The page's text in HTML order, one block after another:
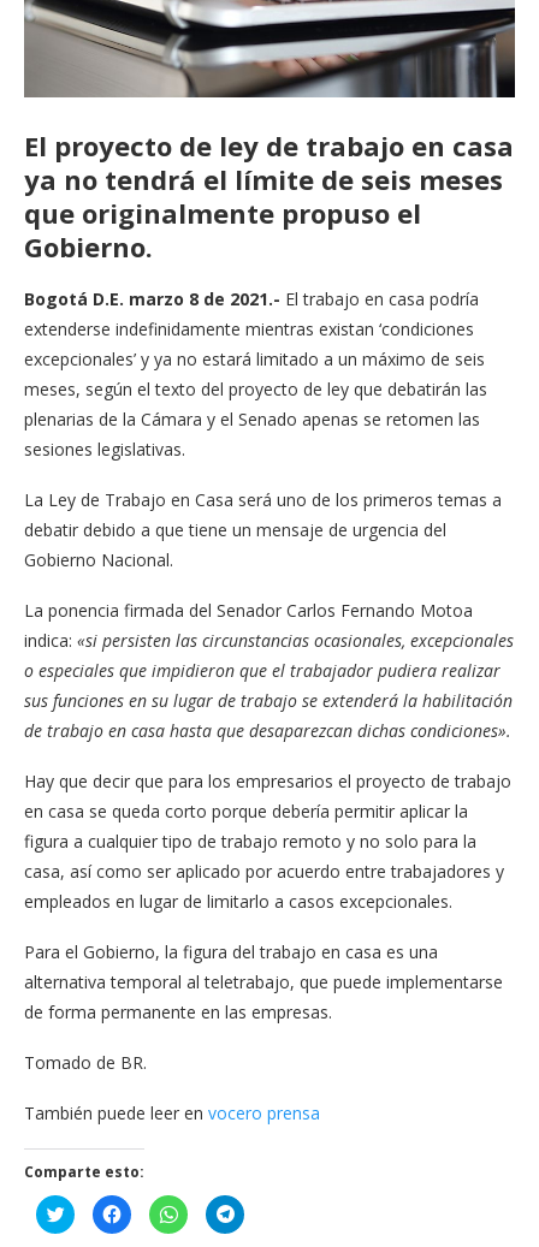
El proyecto de ley de trabajo en casa
ya no tendrá el límite de seis meses
que originalmente propuso el
Gobierno.
Bogotá D.E. marzo 8 de 2021.- El trabajo en casa podría
extenderse indefinidamente mientras existan ‘condiciones
excepcionales’ y ya no estará limitado a un máximo de seis
meses, según el texto del proyecto de ley que debatirán las
plenarias de la Cámara y el Senado apenas se retomen las
sesiones legislativas.
La Ley de Trabajo en Casa será uno de los primeros temas a
debatir debido a que tiene un mensaje de urgencia del
Gobierno Nacional.
La ponencia firmada del Senador Carlos Fernando Motoa
indica: «si persisten las circunstancias ocasionales, excepcionales
o especiales que impidieron que el trabajador pudiera realizar
sus funciones en su lugar de trabajo se extenderá la habilitación
de trabajo en casa hasta que desaparezcan dichas condiciones».
Hay que decir que para los empresarios el proyecto de trabajo
en casa se queda corto porque debería permitir aplicar la
figura a cualquier tipo de trabajo remoto y no solo para la
casa, así como ser aplicado por acuerdo entre trabajadores y
empleados en lugar de limitarlo a casos excepcionales.
Para el Gobierno, la figura del trabajo en casa es una
alternativa temporal al teletrabajo, que puede implementarse
de forma permanente en las empresas.
Tomado de BR.
También puede leer en vocero prensa
Comparte esto:
Haz
clic
Haz
clic
Haz
clic
Haz
clic